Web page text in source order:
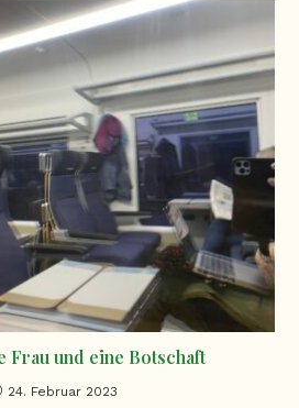
Frau und eine Botschaft
24. Februar 2023